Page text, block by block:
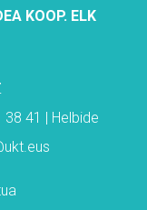
KOOP. ELK
41 | Helbide